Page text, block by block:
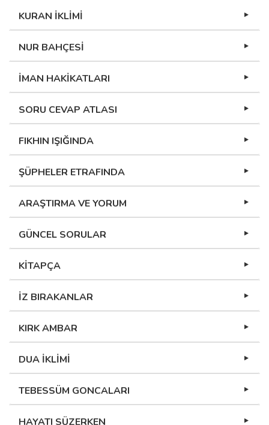
KURAN İKLİMİ
NUR BAHÇESİ
İMAN HAKİKATLARI
SORU CEVAP ATLASI
FIKHIN IŞIĞINDA
ŞÜPHELER ETRAFINDA
ARAŞTIRMA VE YORUM
GÜNCEL SORULAR
KİTAPÇA
İZ BIRAKANLAR
KIRK AMBAR
DUA İKLİMİ
TEBESSÜM GONCALARI
HAYATI SÜZERKEN